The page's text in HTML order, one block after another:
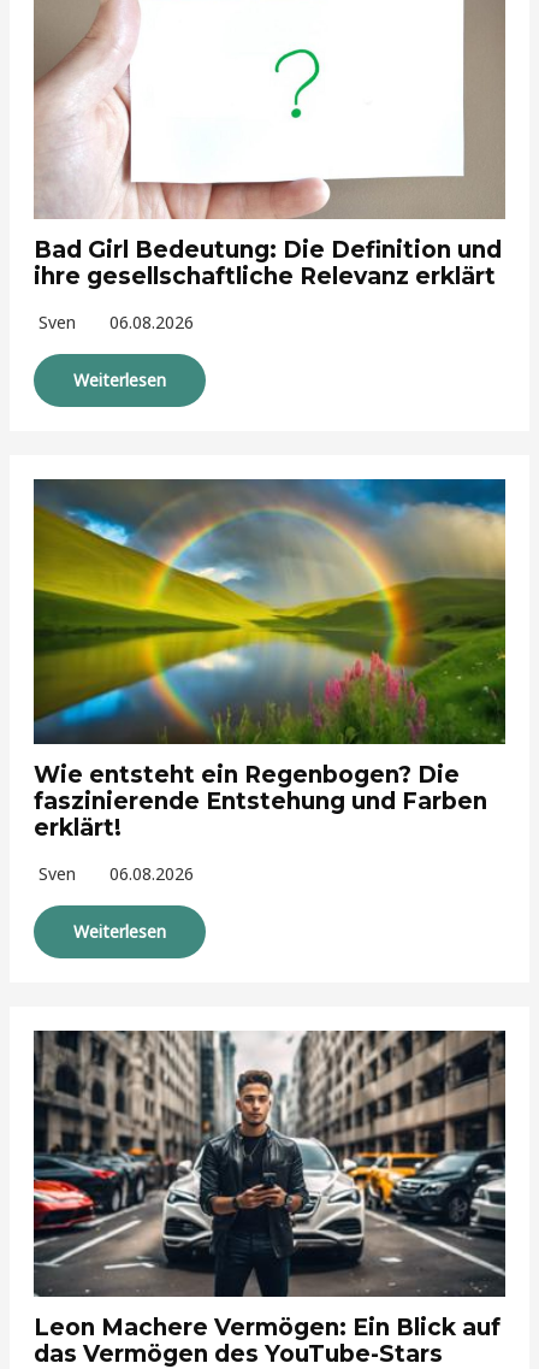
Bad Girl Bedeutung: Die Definition und
ihre gesellschaftliche Relevanz erklärt
Sven 06.08.2026
Weiterlesen
Wie entsteht ein Regenbogen? Die
faszinierende Entstehung und Farben
erklärt!
Sven 06.08.2026
Weiterlesen
Leon Machere Vermögen: Ein Blick auf
das Vermögen des YouTube-Stars